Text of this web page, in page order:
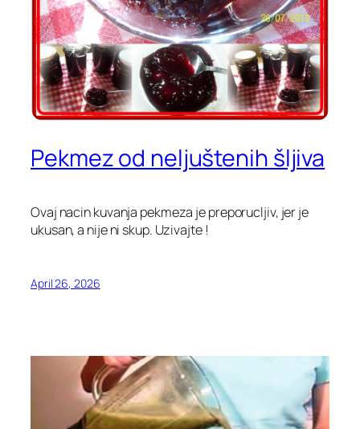
Pekmez od neljuštenih šljiva
Ovaj nacin kuvanja pekmeza je preporucljiv, jer je
ukusan, a nije ni skup. Uzivajte !
April 26, 2026